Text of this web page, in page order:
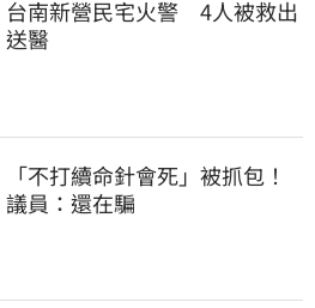
台南新營民宅火警　4人被救出
送醫
「不打續命針會死」被抓包！
議員：還在騙